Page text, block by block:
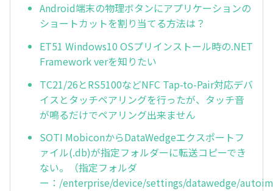
Android端末の物理ボタンにアプリケーションの
ショートカットを割り当てる方法は？
ET51 Windows10 OSプリインストール時の.NET
Framework verを知りたい
TC21/26とRS5100などNFC Tap-to-Pair対応デバ
イスとタッチペアリングを行ったが、タッチ音
が鳴るだけでペアリング出来ません
SOTI MobiconからDataWedgeエクスポートフ
ァイル(.db)が指定フォルダーに転送コピーでき
ない。（指定フォルダ
ー：/enterprise/device/settings/datawedge/